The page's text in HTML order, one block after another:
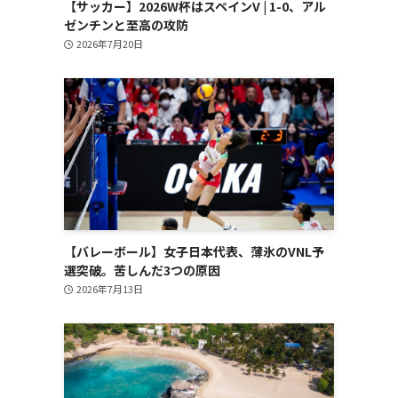
【サッカー】2026W杯はスペインV | 1-0、アル
ゼンチンと至高の攻防
2026年7月20日
【バレーボール】女子日本代表、薄氷のVNL予
選突破。苦しんだ3つの原因
2026年7月13日